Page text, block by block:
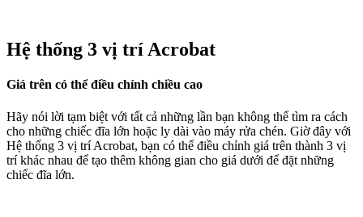
Hệ thống 3 vị trí Acrobat
Giá trên có thể điều chỉnh chiều cao
Hãy nói lời tạm biệt với tất cả những lần bạn không thể tìm ra cách
cho những chiếc đĩa lớn hoặc ly dài vào máy rửa chén. Giờ đây với
Hệ thống 3 vị trí Acrobat, bạn có thể điều chỉnh giá trên thành 3 vị
trí khác nhau để tạo thêm không gian cho giá dưới để đặt những
chiếc đĩa lớn.